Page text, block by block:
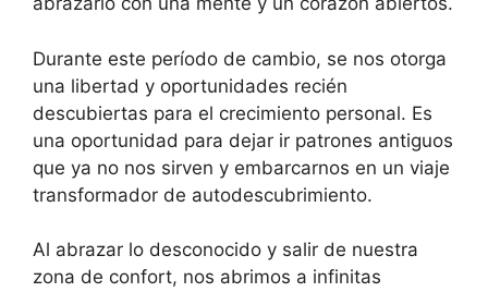
Durante este período de cambio, se nos otorga
una libertad y oportunidades recién
descubiertas para el crecimiento personal. Es
una oportunidad para dejar ir patrones antiguos
que ya no nos sirven y embarcarnos en un viaje
transformador de autodescubrimiento.
Al abrazar lo desconocido y salir de nuestra
zona de confort, nos abrimos a infinitas